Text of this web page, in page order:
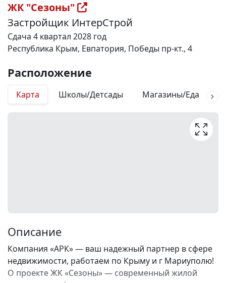
ЖК "Сезоны"
Застройщик ИнтерСтрой
Сдача 4 квартал 2028 год
Республика Крым, Евпатория, Победы пр-кт., 4
Расположение
Карта Школы/Детсады Магазины/Еда
Описание
Компания «АРК» — ваш надежный партнер в сфере
недвижимости, работаем по Крыму и г Мариуполю!
О проекте ЖК «Сезоны» — современный жилой